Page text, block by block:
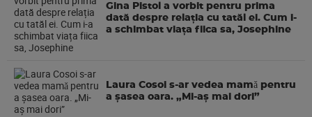
Gina Pistol a vorbit pentru prima
dată despre relația cu tatăl ei. Cum i-
a schimbat viața fiica sa, Josephine
Laura Cosoi s-ar vedea mamǎ pentru
a şasea oara. „Mi-aș mai dori”